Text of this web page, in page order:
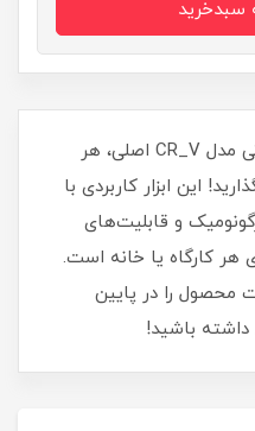
با انبردست فولادی 3 کاره بیوتی مدل CR_V اصلی، هر
این ابزار کاربردی با
و قابلیت‌های
هر کارگاه یا خانه است.
محصول را در پایین
باشید!